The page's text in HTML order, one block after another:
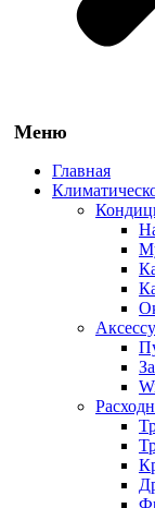
Главная